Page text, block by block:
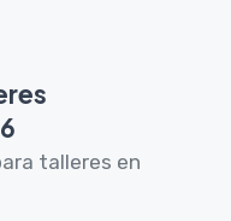
talleres en